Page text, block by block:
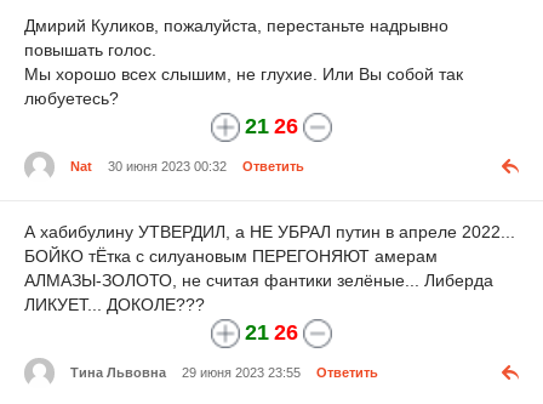
Дмирий Куликов, пожалуйста, перестаньте надрывно
повышать голос.
Мы хорошо всех слышим, не глухие. Или Вы собой так
любуетесь?
21 26
Nat 30 июня 2023 00:32 Ответить
А хабибулину УТВЕРДИЛ, а НЕ УБРАЛ путин в апреле 2022...
БОЙКО тЁтка с силуановым ПЕРЕГОНЯЮТ амерам
АЛМАЗЫ-ЗОЛОТО, не считая фантики зелёные... Либерда
ЛИКУЕТ... ДОКОЛЕ???
21 26
Тина Львовна 29 июня 2023 23:55 Ответить